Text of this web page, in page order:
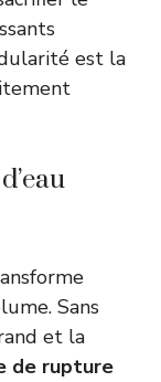
est la
Sans
et la
de rupture